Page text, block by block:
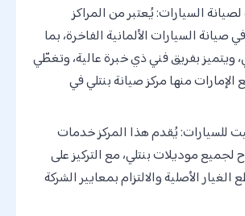
السيارات: يُعتبر من المراكز
السيارات الألمانية الفاخرة، بما
ويتميز بفريق فني ذي خبرة عالية، وتغطّي
منها مركز صيانة بنتلي في
للسيارات: يُقدم هذا المركز خدمات
لجميع موديلات بنتلي، مع التركيز على
الأصلية والالتزام بمعايير الشركة